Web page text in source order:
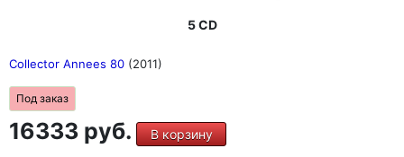
5 CD
Collector Annees 80 (2011)
Под заказ
16333 руб. В корзину